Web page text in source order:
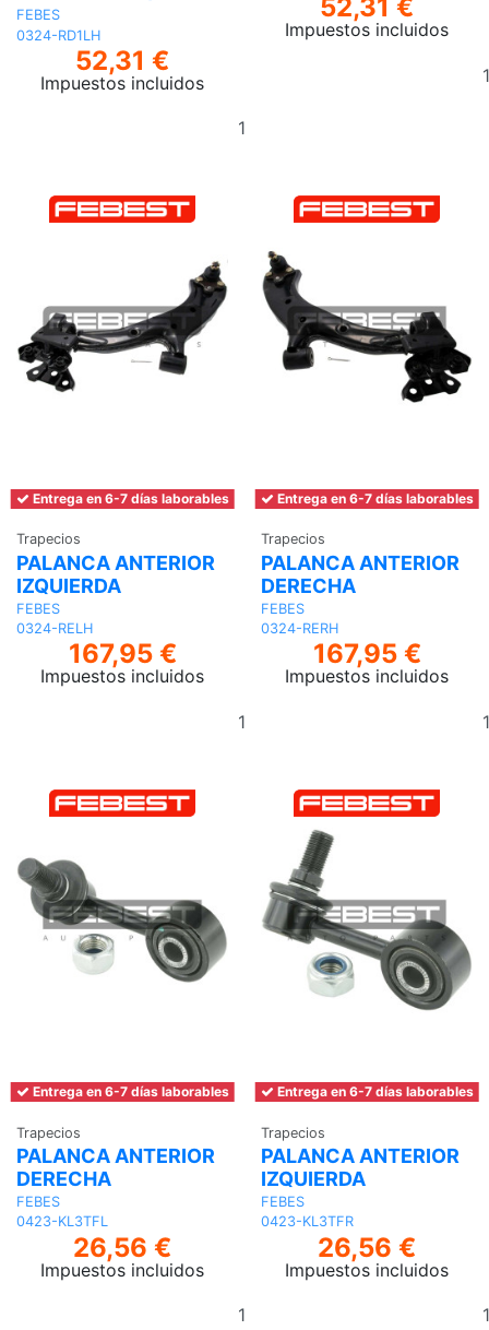
FEBES
0324-RD1LH
52,31 €
Impuestos incluidos
52,31 €
Impuestos incluidos
Entrega en 6-7 días laborables
Trapecios
PALANCA ANTERIOR
IZQUIERDA
FEBES
0324-RELH
167,95 €
Impuestos incluidos
Entrega en 6-7 días laborables
Trapecios
PALANCA ANTERIOR
DERECHA
FEBES
0324-RERH
167,95 €
Impuestos incluidos
Entrega en 6-7 días laborables
Trapecios
PALANCA ANTERIOR
DERECHA
FEBES
0423-KL3TFL
26,56 €
Impuestos incluidos
Entrega en 6-7 días laborables
Trapecios
PALANCA ANTERIOR
IZQUIERDA
FEBES
0423-KL3TFR
26,56 €
Impuestos incluidos